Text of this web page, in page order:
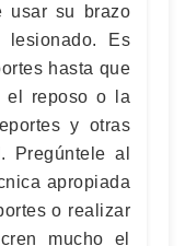
usar su brazo
lesionado. Es
hasta que
el reposo o la
y otras
Pregúntele al
apropiada
o realizar
mucho el